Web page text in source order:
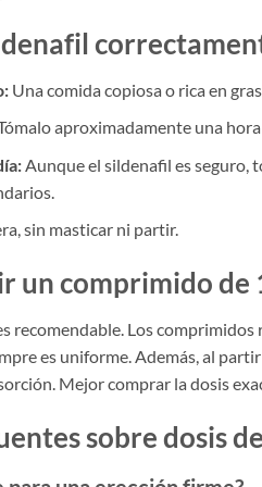
Una comida copiosa o rica en
aproximadamente una
Aunque el sildenafil es seguro,
sin masticar ni partir.
un comprimido de
recomendable. Los
es uniforme. Además, al
Mejor comprar la dosis
sobre dosis